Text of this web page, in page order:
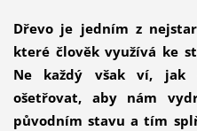
Dřevo je jedním z
které člověk využívá ke
Ne každý však ví, jak
ošetřovat, aby nám
původním stavu a tím